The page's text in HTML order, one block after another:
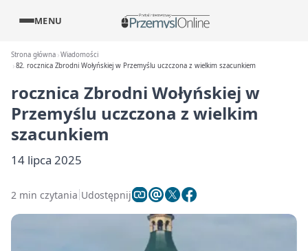
MENU
Strona główna Wiadomości
82. rocznica Zbrodni Wołyńskiej w Przemyślu uczczona z wielkim szacunkiem
rocznica Zbrodni Wołyńskiej w
Przemyślu uczczona z wielkim
szacunkiem
14 lipca 2025
2 min czytania Udostępnij